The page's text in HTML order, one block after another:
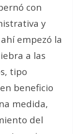
con
y
empezó la
a las
tipo
beneficio
medida,
del